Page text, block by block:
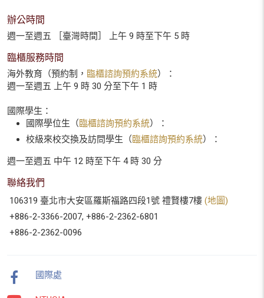
辦公時間
週一至週五 ［臺灣時間］ 上午 9 時至下午 5 時
臨櫃服務時間
海外教育（預約制， 臨櫃諮詢預約系統）：
週一至週五 上午 9 時 30 分至下午 1 時
國際學生：
國際學位生（臨櫃諮詢預約系統）：
校級來校交換及訪問學生（臨櫃諮詢預約系統）：
週一至週五 中午 12 時至下午 4 時 30 分
聯絡我們
106319 臺北市大安區羅斯福路四段1號 禮賢樓7樓 (地圖)
+886-2-3366-2007, +886-2-2362-6801
+886-2-2362-0096
國際處